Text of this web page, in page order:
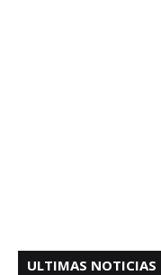
ULTIMAS NOTICIAS